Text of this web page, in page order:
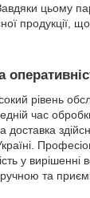
цьому
продукції, що
рівень
час
у вирішенні
та